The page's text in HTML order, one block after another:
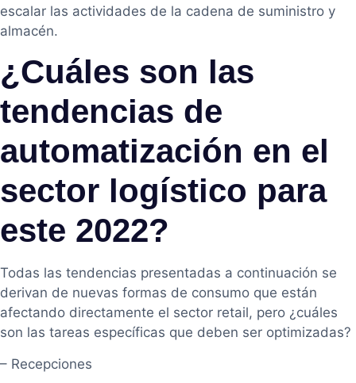
escalar las actividades de la cadena de suministro y
almacén.
¿Cuáles son las
tendencias de
automatización en el
sector logístico para
este 2022?
Todas las tendencias presentadas a continuación se
derivan de nuevas formas de consumo que están
afectando directamente el sector retail, pero ¿cuáles
son las tareas específicas que deben ser optimizadas?
– Recepciones